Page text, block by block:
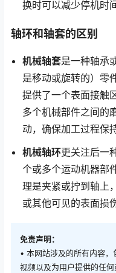
换时可以减少停机时
轴环和轴套的区别
机械轴套是一种轴承
是移动或旋转的）零
提供了一个表面接触
多个机械部件之间的
动，确保加工过程保
机械轴环更关注后一
个或多个运动机器部
理是夹紧或拧到轴上
或其他可见的表面损伤
免责声明：
• 本网站涉及的所有内容，
视频以及为用户提供的任